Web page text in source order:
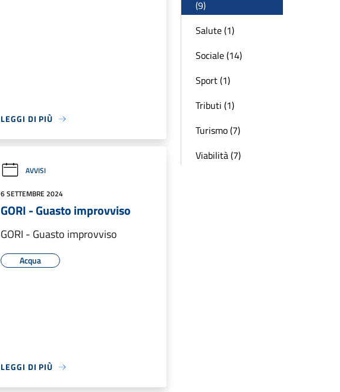
LEGGI DI PIÙ
AVVISI
6 SETTEMBRE 2024
GORI - Guasto improvviso
GORI - Guasto improvviso
Acqua
LEGGI DI PIÙ
(9)
Salute (1)
Sociale (14)
Sport (1)
Tributi (1)
Turismo (7)
Viabilità (7)